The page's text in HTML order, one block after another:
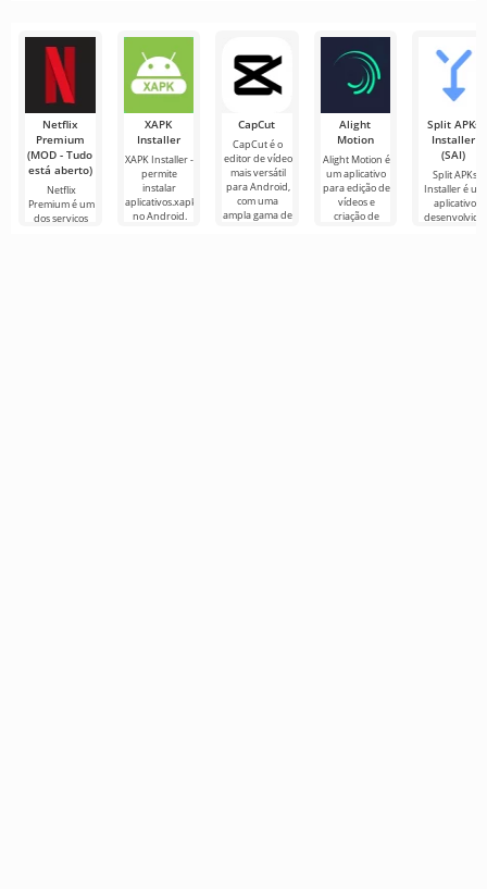
Netflix
Premium
(MOD - Tudo
está aberto)
Netflix
Premium é um
dos serviços
XAPK
Installer
XAPK Installer -
permite
instalar
aplicativos.xapk
no Android.
CapCut
CapCut é o
editor de vídeo
mais versátil
para Android,
com uma
ampla gama de
Alight
Motion
Alight Motion é
um aplicativo
para edição de
vídeos e
criação de
Split APKs
Installer
(SAI)
Split APKs
Installer é um
aplicativo
desenvolvido